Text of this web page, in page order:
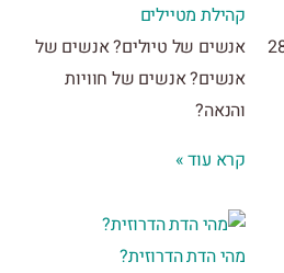
קהילת מטיילים
אנשים של טיולים? אנשים של
אנשים? אנשים של חוויות
והנאה?
קרא עוד »
מהי הדת הדרוזית?